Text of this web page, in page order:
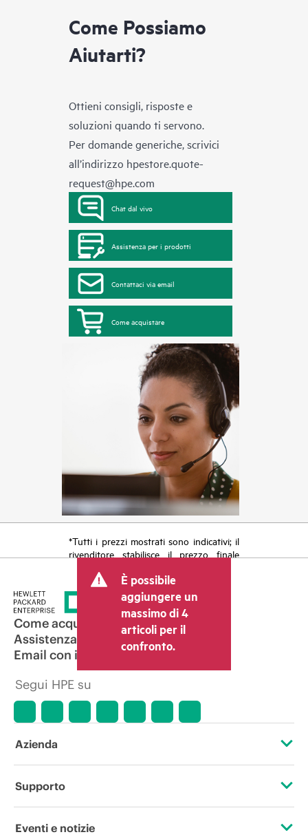
Come Possiamo
Aiutarti?
Ottieni consigli, risposte e
soluzioni quando ti servono.
Per domande generiche, scrivici
all’indirizzo hpestore.quote-
request@hpe.com
Chat dal vivo
Assistenza per i prodotti
Contattaci via email
Come acquistare
*Tutti i prezzi mostrati sono indicativi; il
rivenditore stabilisce il prezzo finale
costi, come le imposte sulla vendita/IVA
e le spese di spedizione. Il prezzo della
transazione stabilito dal rivenditore può
variare rispetto a quello di altri
rivenditori e al prezzo indicativo
mostrato. I prezzi indicativi possono
includere offerte promozionali a tempo
limitato. HPE si riserva il diritto di
applicare adeguamenti dei prezzi in
qualsiasi momento per motivi che
variazioni delle condizioni del mercato,
promozione ed errori negli annunci
È possibile
aggiungere un
massimo di 4
articoli per il
confronto.
Come acquistare
Assistenza per i prodotti
Email con il commerciale
Segui HPE su
Azienda
Informazioni su HPE
Supporto
Operational support services
Eventi e notizie